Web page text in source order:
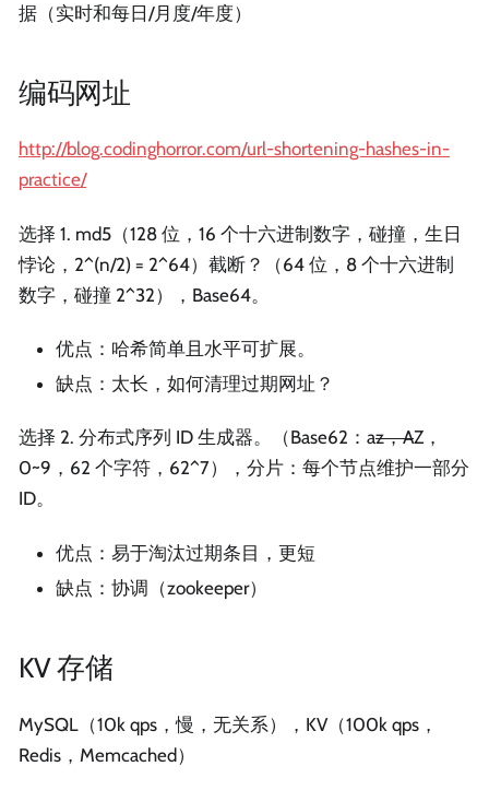
据（实时和每日/月度/年度）
编码网址
http://blog.codinghorror.com/url-shortening-hashes-in-
practice/
选择 1. md5（128 位，16 个十六进制数字，碰撞，生日
悖论，2^(n/2) = 2^64）截断？（64 位，8 个十六进制
数字，碰撞 2^32），Base64。
优点：哈希简单且水平可扩展。
缺点：太长，如何清理过期网址？
选择 2. 分布式序列 ID 生成器。（Base62：az，AZ，
0~9，62 个字符，62^7），分片：每个节点维护一部分
ID。
优点：易于淘汰过期条目，更短
缺点：协调（zookeeper）
KV 存储
MySQL（10k qps，慢，无关系），KV（100k qps，
Redis，Memcached）